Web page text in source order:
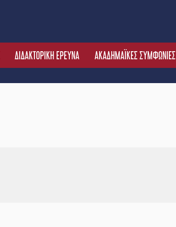
ΔΙΔΑΚΤΟΡΙΚΗ ΕΡΕΥΝΑ ΑΚΑΔΗΜΑΪΚΕΣ ΣΥΜΦΩΝΙΕΣ